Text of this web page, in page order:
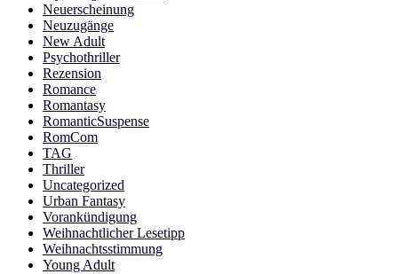
Neuerscheinung
Neuzugänge
New Adult
Psychothriller
Rezension
Romance
Romantasy
RomanticSuspense
RomCom
TAG
Thriller
Uncategorized
Urban Fantasy
Vorankündigung
Weihnachtlicher Lesetipp
Weihnachtsstimmung
Young Adult